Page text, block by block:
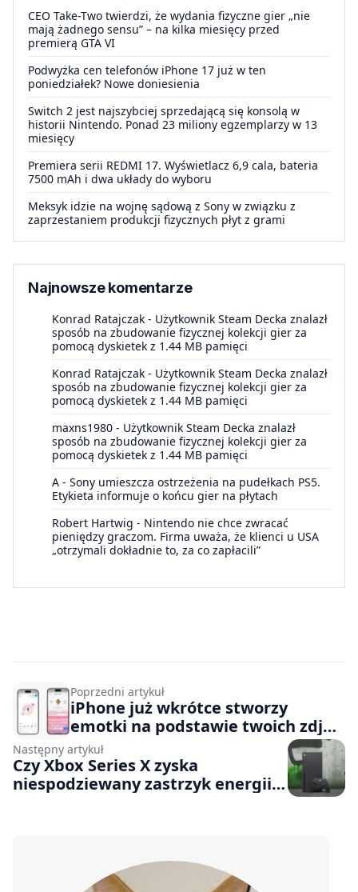
CEO Take-Two twierdzi, że wydania fizyczne gier „nie
mają żadnego sensu” – na kilka miesięcy przed
premierą GTA VI
Podwyżka cen telefonów iPhone 17 już w ten
poniedziałek? Nowe doniesienia
Switch 2 jest najszybciej sprzedającą się konsolą w
historii Nintendo. Ponad 23 miliony egzemplarzy w 13
miesięcy
Premiera serii REDMI 17. Wyświetlacz 6,9 cala, bateria
7500 mAh i dwa układy do wyboru
Meksyk idzie na wojnę sądową z Sony w związku z
zaprzestaniem produkcji fizycznych płyt z grami
Najnowsze komentarze
Konrad Ratajczak - Użytkownik Steam Decka znalazł
sposób na zbudowanie fizycznej kolekcji gier za
pomocą dyskietek z 1.44 MB pamięci
Konrad Ratajczak - Użytkownik Steam Decka znalazł
sposób na zbudowanie fizycznej kolekcji gier za
pomocą dyskietek z 1.44 MB pamięci
maxns1980 - Użytkownik Steam Decka znalazł
sposób na zbudowanie fizycznej kolekcji gier za
pomocą dyskietek z 1.44 MB pamięci
A - Sony umieszcza ostrzeżenia na pudełkach PS5.
Etykieta informuje o końcu gier na płytach
Robert Hartwig - Nintendo nie chce zwracać
pieniędzy graczom. Firma uważa, że klienci u USA
„otrzymali dokładnie to, za co zapłacili”
Poprzedni artykuł
iPhone już wkrótce stworzy
emotki na podstawie twoich zdjęć
i nawyków (ale nie po Polsku)
Następny artykuł
Czy Xbox Series X zyska
niespodziewany zastrzyk energii?